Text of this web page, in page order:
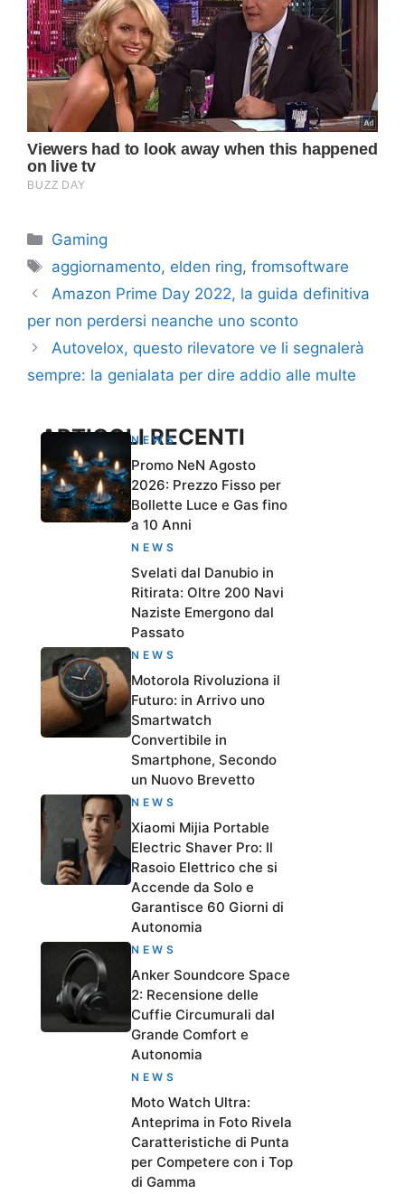
Categorie
Gaming
Tag
aggiornamento, elden ring,fromsoftware
Amazon Prime Day 2022, la guida definitiva
per non perdersi neanche uno sconto
Autovelox, questo rilevatore ve li segnalerà
sempre: la genialata per dire addio alle multe
ARTICOLI RECENTI
NEWS
Promo NeN Agosto
2026: Prezzo Fisso per
Bollette Luce e Gas fino
a 10 Anni
NEWS
Svelati dal Danubio in
Ritirata: Oltre 200 Navi
Naziste Emergono dal
Passato
NEWS
Motorola Rivoluziona il
Futuro: in Arrivo uno
Smartwatch
Convertibile in
Smartphone, Secondo
un Nuovo Brevetto
NEWS
Xiaomi Mijia Portable
Electric Shaver Pro: Il
Rasoio Elettrico che si
Accende da Solo e
Garantisce 60 Giorni di
Autonomia
NEWS
Anker Soundcore Space
2: Recensione delle
Cuffie Circumurali dal
Grande Comfort e
Autonomia
NEWS
Moto Watch Ultra:
Anteprima in Foto Rivela
Caratteristiche di Punta
per Competere con i Top
di Gamma